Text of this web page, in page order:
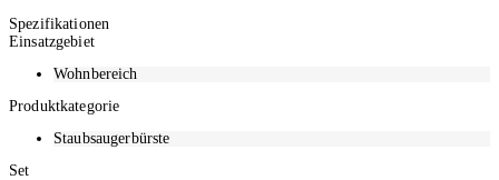
Spezifikationen
Einsatzgebiet
Wohnbereich
Produktkategorie
Staubsaugerbürste
Set